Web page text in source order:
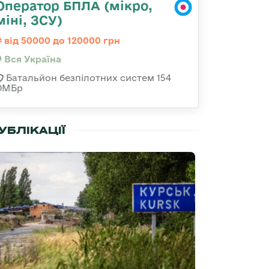
БПЛА (мікро,
ЗСУ)
від 50000 до 120000 грн
Вся Україна
Батальйон безпілотних систем 154